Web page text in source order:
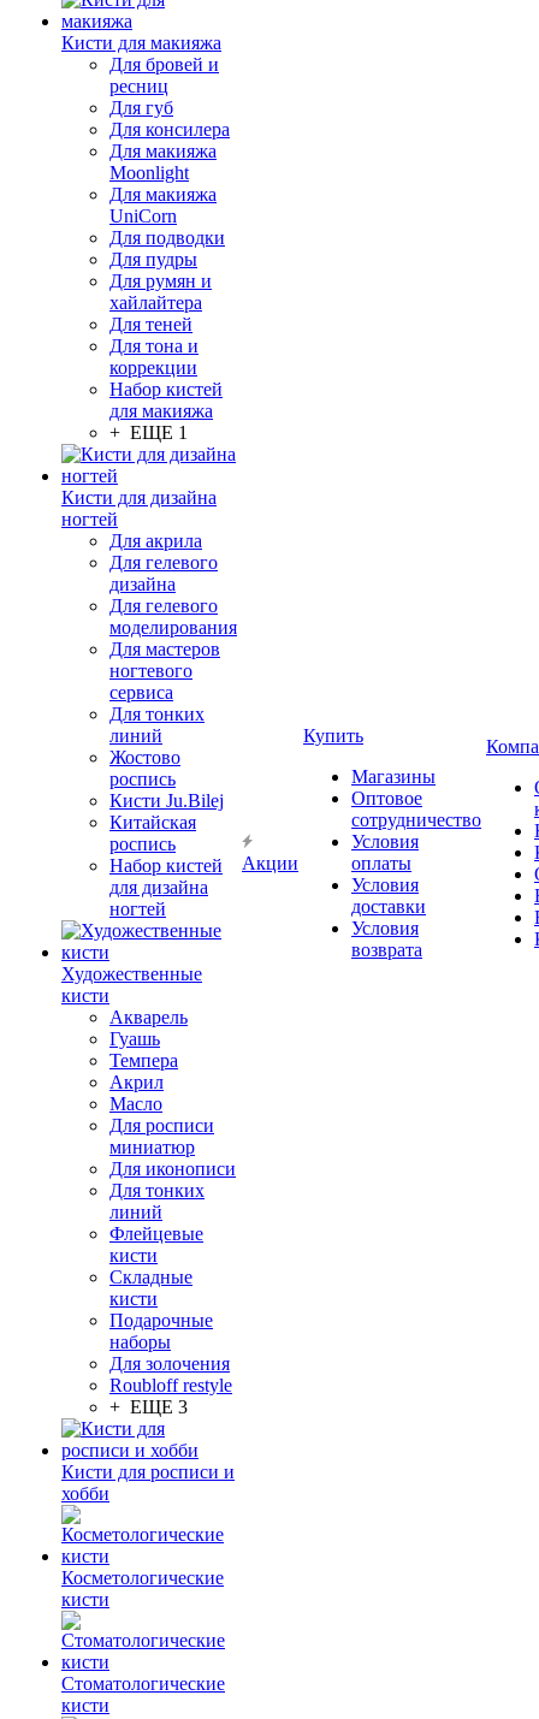
Кисти для макияжа
Для бровей и
ресниц
Для губ
Для консилера
Для макияжа
Moonlight
Для макияжа
UniCorn
Для подводки
Для пудры
Для румян и
хайлайтера
Для теней
Для тона и
коррекции
Набор кистей
для макияжа
+ ЕЩЕ 1
Кисти для дизайна
ногтей
Для акрила
Для гелевого
дизайна
Для гелевого
моделирования
Для мастеров
ногтевого
сервиса
Для тонких
линий
Жостово
роспись
Кисти Ju.Bilej
Китайская
роспись
Набор кистей
для дизайна
ногтей
Художественные
кисти
Акварель
Гуашь
Темпера
Акрил
Масло
Для росписи
миниатюр
Для иконописи
Для тонких
линий
Флейцевые
кисти
Складные
кисти
Подарочные
наборы
Для золочения
Roubloff restyle
+ ЕЩЕ 3
Кисти для росписи и
хобби
Косметологические
кисти
Стоматологические
кисти
Акции
Купить
Магазины
Оптовое
сотрудничество
Условия
оплаты
Условия
доставки
Условия
возврата